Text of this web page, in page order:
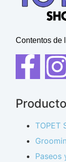
Contentos de
TOPET
Paseos